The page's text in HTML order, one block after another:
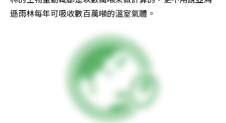
遜雨林每年可吸收數百萬噸的溫室氣體。